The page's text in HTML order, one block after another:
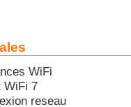
WiFi
WiFi 7
reseau